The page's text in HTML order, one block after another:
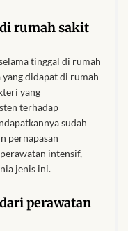
men’s fashion
men Joggers &
men’s Accessories
men’s Blazers &
men’s Cardigans &
rumah sakit
tinggal di rumah
didapat di rumah
yang
terhadap
sudah
pernapasan
intensif,
jenis ini.
perawatan